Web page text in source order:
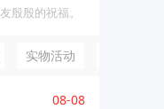
殷殷的祝福。
实物活动
08-08